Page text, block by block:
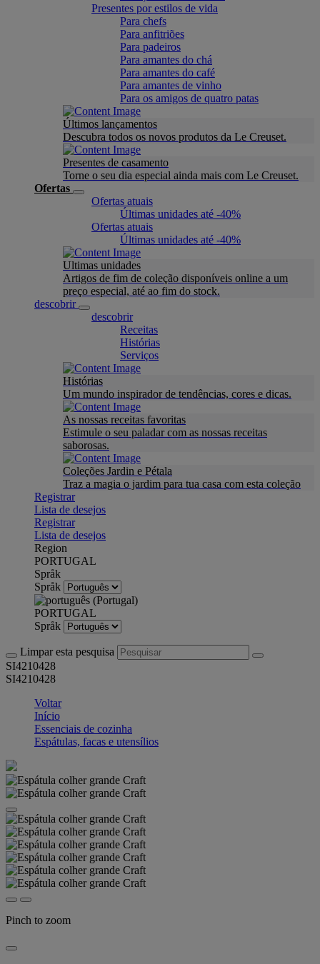
Presentes por estilos de vida
Para chefs
Para anfitriões
Para padeiros
Para amantes do chá
Para amantes do café
Para amantes de vinho
Para os amigos de quatro patas
Últimos lançamentos
Descubra todos os novos produtos da Le Creuset.
Presentes de casamento
Torne o seu dia especial ainda mais com Le Creuset.
Ofertas
Ofertas atuais
Últimas unidades até -40%
Ofertas atuais
Últimas unidades até -40%
Ultimas unidades
Artigos de fim de coleção disponíveis online a um
preço especial, até ao fim do stock.
descobrir
descobrir
Receitas
Histórias
Serviços
Histórias
Um mundo inspirador de tendências, cores e dicas.
As nossas receitas favoritas
Estimule o seu paladar com as nossas receitas
saborosas.
Coleções Jardin e Pétala
Traz a magia o jardim para tua casa com esta coleção
Registrar
Lista de desejos
Registrar
Lista de desejos
Region
PORTUGAL
Språk
Språk
PORTUGAL
Språk
Limpar esta pesquisa
SI4210428
SI4210428
Voltar
Início
Essenciais de cozinha
Espátulas, facas e utensílios
Pinch to zoom